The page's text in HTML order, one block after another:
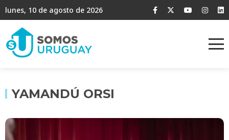
lunes, 10 de agosto de 2026
YAMANDÚ ORSI